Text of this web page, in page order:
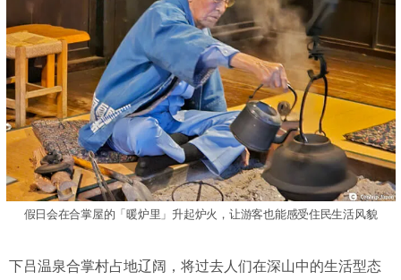
假日会在合掌屋的「暖炉里」升起炉火，让游客也能感受住民生活风貌
下吕温泉合掌村占地辽阔，将过去人们在深山中的生活型态